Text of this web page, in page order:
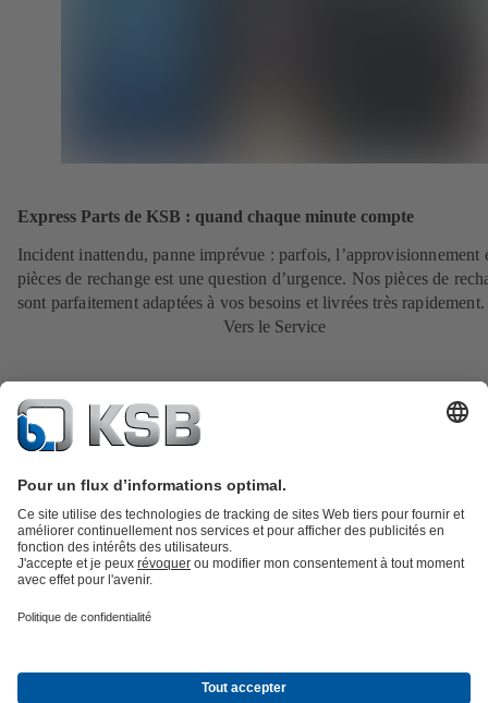
Express Parts de KSB : quand chaque minute compte
Incident inattendu, panne imprévue : parfois, l’approvisionnement
pièces de rechange est une question d’urgence. Nos pièces de
sont parfaitement adaptées à vos besoins et livrées très
Vers le Service
service : service premium pour les pompes et les robinets